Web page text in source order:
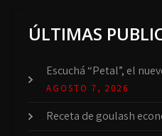
ÚLTIMAS
Escuchá “Petal”, el
AGOSTO 7, 2026
Receta de goulash